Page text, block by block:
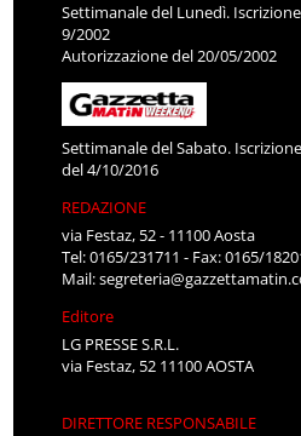
Settimanale del Lunedì.
9/2002
Autorizzazione del 20/05/2002
Settimanale del Sabato.
del 4/10/2016
REDAZIONE
via Festaz, 52 - 11100 Aosta
Tel: 0165/231711 - Fax: 0165/
Mail:
Editore
LG PRESSE S.R.L.
via Festaz, 52 11100 AOSTA
DIRETTORE RESPONSABILE